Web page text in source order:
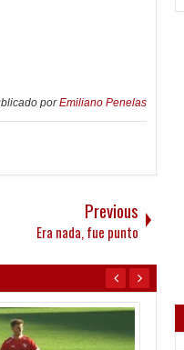
porEmiliano Penelas
Previous
Era nada, fue punto